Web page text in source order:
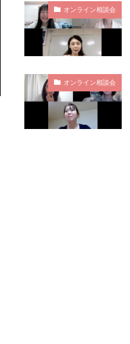
オンライン相談会
オンライン相談会